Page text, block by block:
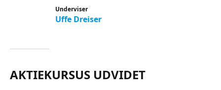
Underviser
Uffe Dreiser
AKTIEKURSUS UDVIDET